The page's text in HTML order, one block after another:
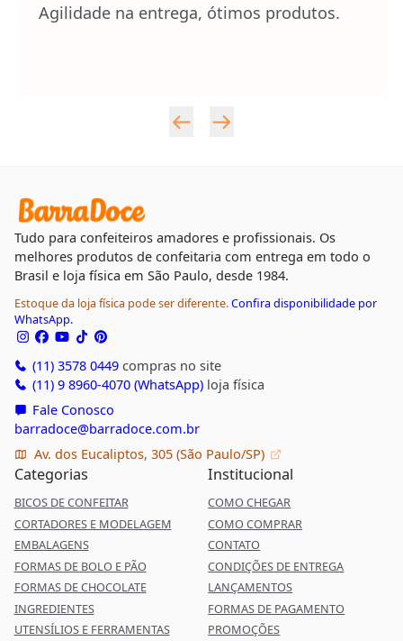
Agilidade na entrega, ótimos produtos.
Tudo para confeiteiros amadores e profissionais. Os
melhores produtos de confeitaria com entrega em todo o
Brasil e loja física em São Paulo, desde 1984.
Estoque da loja física pode ser diferente.Confira disponibilidade por
WhatsApp.
(11) 3578 0449compras no site
(11) 9 8960-4070 (WhatsApp)loja física
Fale Conosco
barradoce@barradoce.com.br
Av. dos Eucaliptos, 305 (São Paulo/SP)
Categorias
BICOS DE CONFEITAR
CORTADORES E MODELAGEM
EMBALAGENS
FORMAS DE BOLO E PÃO
FORMAS DE CHOCOLATE
INGREDIENTES
UTENSÍLIOS E FERRAMENTAS
Institucional
COMO CHEGAR
COMO COMPRAR
CONTATO
CONDIÇÕES DE ENTREGA
LANÇAMENTOS
FORMAS DE PAGAMENTO
PROMOÇÕES